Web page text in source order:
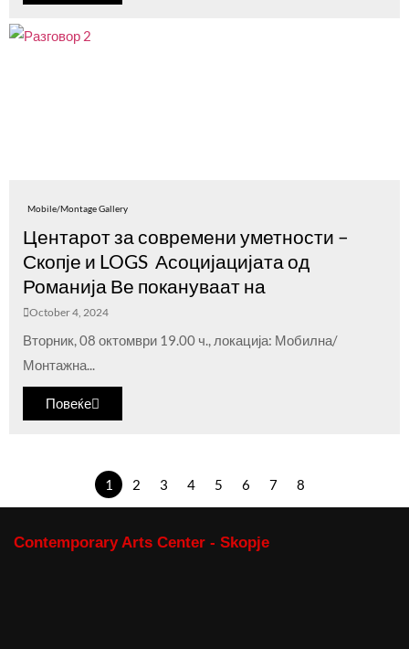
Mobile/Montage Gallery
Центарот за современи уметности –
Скопје и LOGS Асоцијацијата од
Романија Ве покануваат на
October 4, 2024
Вторник, 08 октомври 19.00 ч., локација: Мобилна/
Монтажна...
Повеќе
1 2 3 4 5 6 7 8
Contemporary Arts Center - Skopje